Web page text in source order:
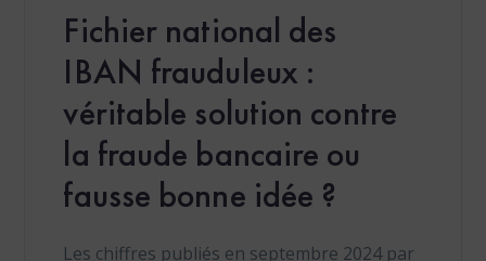
Fichier national des
IBAN frauduleux :
véritable solution contre
la fraude bancaire ou
fausse bonne idée ?
Les chiffres publiés en septembre 2024 par